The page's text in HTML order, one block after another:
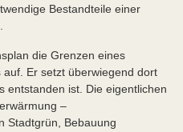
Bestandteile einer
die Grenzen eines
Er setzt überwiegend dort
entstanden ist. Die eigentlichen
–
Stadtgrün, Bebauung